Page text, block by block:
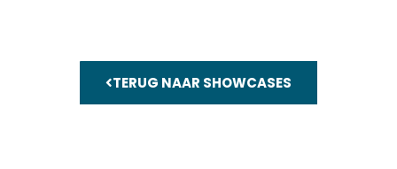
TERUG NAAR SHOWCASES